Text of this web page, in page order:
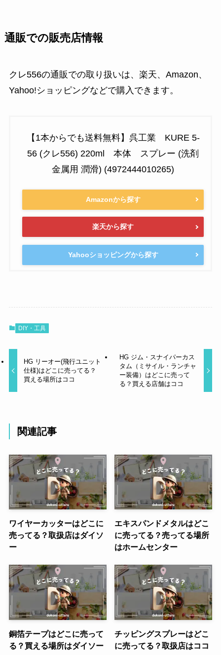
通販での販売店情報
クレ556の通販での取り扱いは、楽天、Amazon、
Yahoo!ショッピングなどで購入できます。
【1本からでも送料無料】呉工業 KURE 5-
56 (クレ556) 220ml 本体 スプレー (洗剤
金属用 潤滑) (4972444010265)
Amazonから探す
楽天から探す
Yahooショッピングから探す
DIY・工具
HG リーオー(飛行ユニット
仕様)はどこに売ってる？
買える場所はココ
HG ジム・スナイパーカス
タム（ミサイル・ランチャ
ー装備）はどこに売って
る？買える店舗はココ
関連記事
ワイヤーカッターはどこに
売ってる？取扱店はダイソ
ー
エキスパンドメタルはどこ
に売ってる？売ってる場所
はホームセンター
銅箔テープはどこに売って
る？買える場所はダイソー
チッピングスプレーはどこ
に売ってる？取扱店はココ